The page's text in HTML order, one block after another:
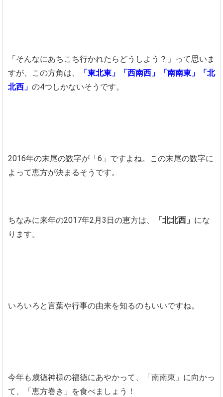
「そんなにあちこち行かれたらどうしよう？」って思いま
すが、この方角は、
「東北東」「西南西」「南南東」「北
北西」 の4つしかないそうです。
2016年の末尾の数字が「6」ですよね。この末尾の数字に
よって恵方が決まるそうです。
ちなみに来年の2017年2月3日の恵方は、 「北北西」 にな
ります。
いろいろと言葉や行事の由来を知るのもいいですね。
今年も歳徳神様の福徳にあやかって、「南南東」に向かっ
て、「恵方巻き」を食べましょう！